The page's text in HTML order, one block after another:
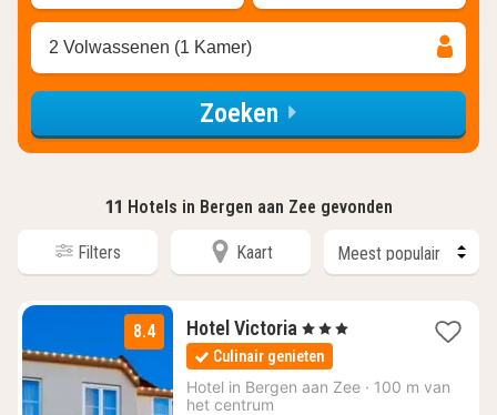
2 Volwassenen (1 Kamer)
Zoeken
11 Hotels in Bergen aan Zee gevonden
Filters Kaart
8.4 Hotel Victoria 1
nacht
vanaf
€
, 3 Sterren
Culinair genieten
Hotel in Bergen aan Zee · 100 m van
het centrum